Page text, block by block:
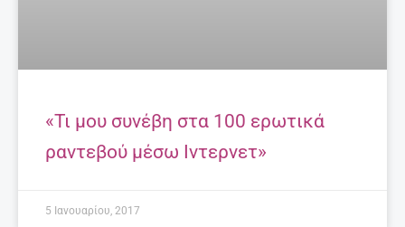
«Τι μου συνέβη στα 100 ερωτικά
ραντεβού μέσω Ιντερνετ»
5 Ιανουαρίου, 2017